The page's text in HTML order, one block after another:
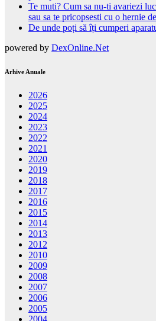
Te muti? Cum sa nu-ti avariezi
sau sa te pricopsesti cu o hernie
De unde poți să îți cumperi
powered by DexOnline.Net
Arhive Anuale
2026
2025
2024
2023
2022
2021
2020
2019
2018
2017
2016
2015
2014
2013
2012
2010
2009
2008
2007
2006
2005
2004